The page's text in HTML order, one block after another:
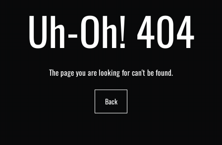
Uh-Oh! 404
The page you are looking for can't be found.
Back